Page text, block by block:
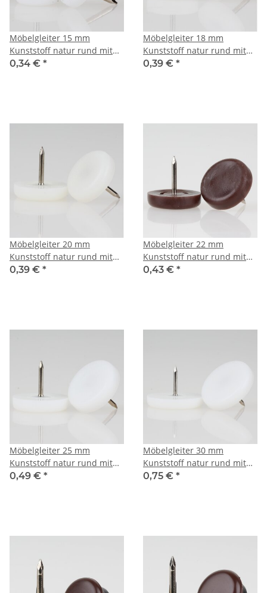
Möbelgleiter 15 mm
Kunststoff natur rund mit
Nagel – Bodenschoner
0,34 € *
Möbelgleiter 18 mm
Kunststoff natur rund mit
Nagel – Bodenschoner
0,39 € *
Möbelgleiter 20 mm
Kunststoff natur rund mit
Nagel – Bodenschoner
0,39 € *
Möbelgleiter 22 mm
Kunststoff natur rund mit
Nagel – Bodenschoner
0,43 € *
Möbelgleiter 25 mm
Kunststoff natur rund mit
Nagel – Bodenschoner
0,49 € *
Möbelgleiter 30 mm
Kunststoff natur rund mit
Nagel – Bodenschoner
0,75 € *